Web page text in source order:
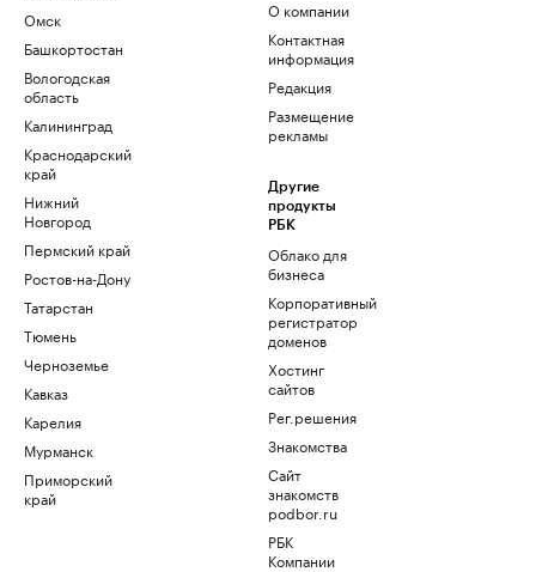
Омск
Башкортостан
Вологодская
область
Калининград
Краснодарский
край
Нижний
Новгород
Пермский край
Ростов-на-Дону
Татарстан
Тюмень
Черноземье
Кавказ
Карелия
Мурманск
Приморский
край
О компании
Контактная
информация
Редакция
Размещение
рекламы
Другие
продукты
РБК
Облако для
бизнеса
Корпоративный
регистратор
доменов
Хостинг
сайтов
Рег.решения
Знакомства
Сайт
знакомств
podbor.ru
РБК
Компании